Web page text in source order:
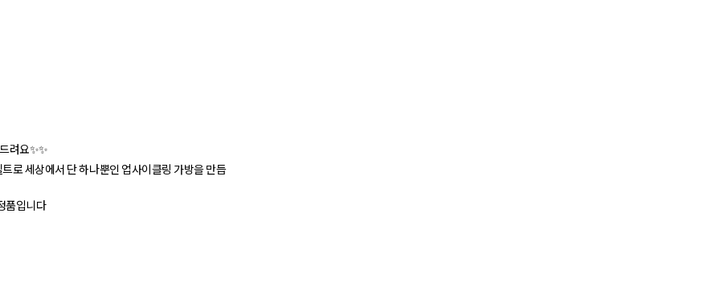
려요✨✨
로 세상에서 단 하나뿐인 업사이클링 가방을 만듭
품입니다